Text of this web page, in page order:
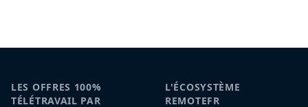
LES OFFRES 100%
TÉLÉTRAVAIL PAR
L'ÉCOSYSTÈME
REMOTEFR